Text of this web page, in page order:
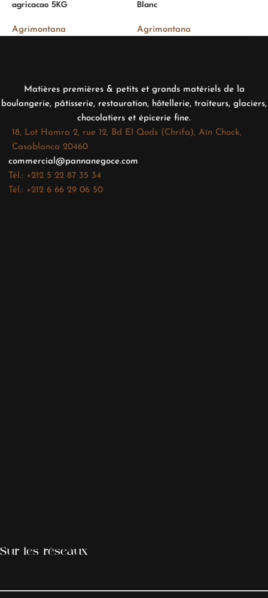
agricacao 5KG
Agrimontana
Blanc
Agrimontana
Matières premières & petits et grands matériels de la
boulangerie, pâtisserie, restauration, hôtellerie, traiteurs, glaciers,
chocolatiers et épicerie fine.
18, Lot Hamra 2, rue 12, Bd El Qods (Chrifa), Aïn Chock,
Casablanca 20460
commercial@pannanegoce.com
Tél.: +212 5 22 87 35 34
Tél.: +212 6 66 29 06 50
Sur les réseaux